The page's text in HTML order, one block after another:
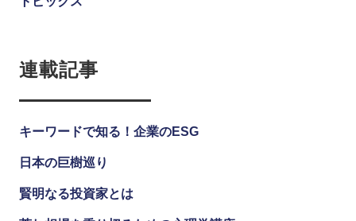
連載記事
キーワードで知る！企業のESG
日本の巨樹巡り
賢明なる投資家とは